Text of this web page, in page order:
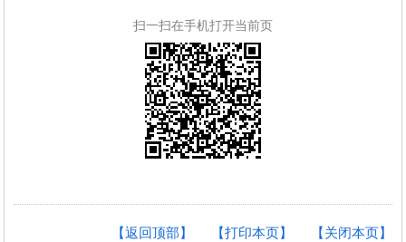
扫一扫在手机打开当前页
【关闭本页】
【打印本页】
【返回顶部】